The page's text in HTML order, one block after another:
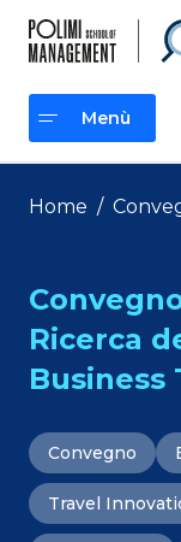
contenuto
Menù
Menù
Home /
Ricerca
Business
Convegno
Travel